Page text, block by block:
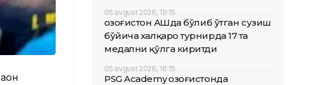
05 avgust 2026, 19:15
Қозоғистон АҚШда бўлиб ўтган сузиш
бўйича халқаро турнирда 17 та
медални қўлга киритди
05 avgust 2026, 16:15
PSG Academy Қозоғистонда